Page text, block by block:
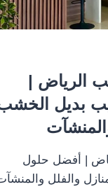
الرياض |
بديل
| أفضل حلول
والفلل